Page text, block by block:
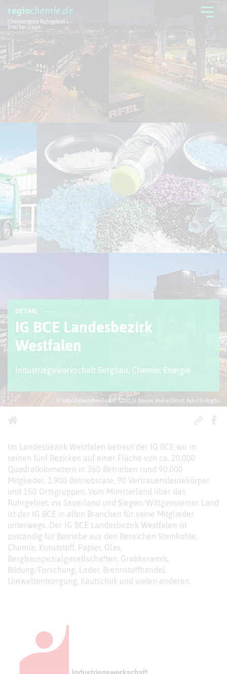
Chemieregion Ruhrgebiet +
Emscher-Lippe
Chemieregion
Aktuelles + Service
© Sabic Polyolefine GmbH, TZDO, U. Geisler, Andre Chrost, Aykut Erdogdu
DETAIL
IG BCE Landesbezirk
Westfalen
Industriegewerkschaft Bergbau, Chemie, Energie
Im Landesbezirk Westfalen betreut der IG BCE wir in
seinen fünf Bezirken auf einer Fläche von ca. 20.000
Quadratkilometern in 360 Betrieben rund 90.000
Mitglieder, 1.900 Betriebsräte, 90 Vertrauensleutekörper
und 150 Ortsgruppen. Vom Münsterland über das
Ruhrgebiet, ins Sauerland und Siegen/Wittgensteiner Land
ist der IG BCE in allen Branchen für seine Mitglieder
unterwegs. Der IG BCE Landesbezirk Westfalen ist
zuständig für Betriebe aus den Bereichen Steinkohle,
Chemie, Kunststoff, Papier, Glas,
Bergbauspezialgesellschaften, Grobkeramik,
Bildung/Forschung, Leder, Brennstoffhandel,
Umweltentsorgung, Kautschuk und vielen anderen.